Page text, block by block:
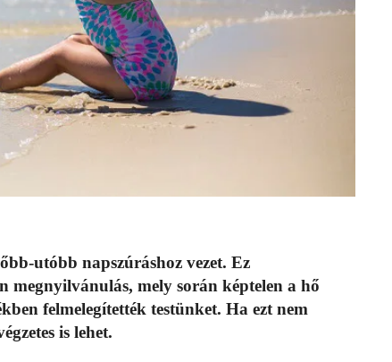
utóbb napszúráshoz vezet. Ez
megnyilvánulás, mely során képtelen a hő
felmelegítették testünket. Ha ezt nem
is lehet.